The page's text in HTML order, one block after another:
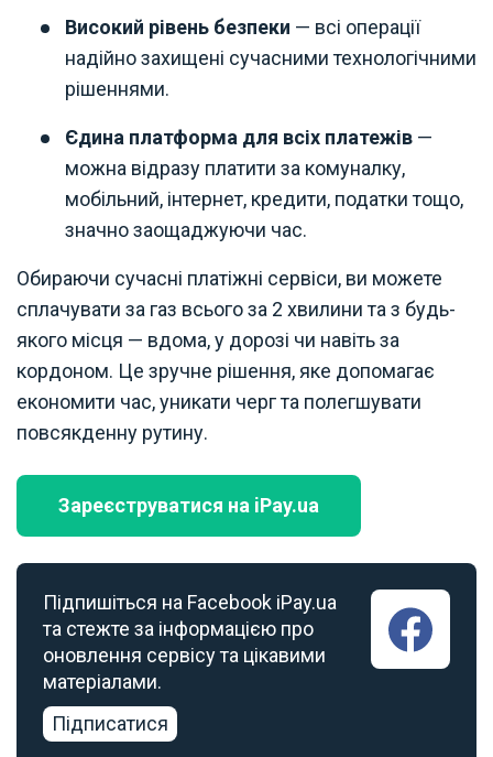
Високий рівень безпеки — всі операції
надійно захищені сучасними технологічними
рішеннями.
Єдина платформа для всіх платежів —
можна відразу платити за комуналку,
мобільний, інтернет, кредити, податки тощо,
значно заощаджуючи час.
Обираючи сучасні платіжні сервіси, ви можете
сплачувати за газ всього за 2 хвилини та з будь-
якого місця — вдома, у дорозі чи навіть за
кордоном. Це зручне рішення, яке допомагає
економити час, уникати черг та полегшувати
повсякденну рутину.
Зареєструватися на iPay.ua
Підпишіться на Facebook iPay.ua
та стежте за інформацією про
оновлення сервісу та цікавими
матеріалами.
Підписатися